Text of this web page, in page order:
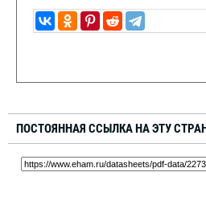
ПОСТОЯННАЯ ССЫЛКА НА ЭТУ